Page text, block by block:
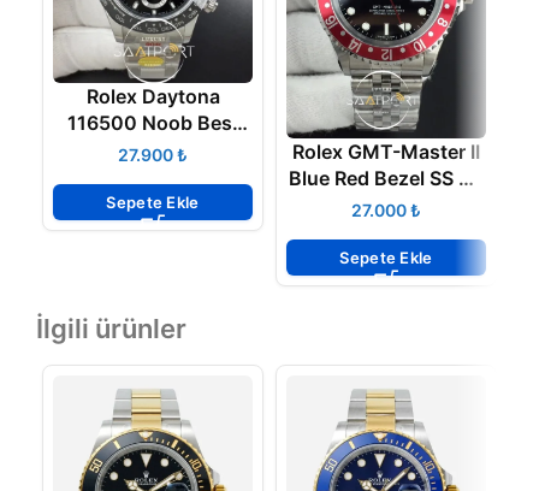
Rolex Daytona
116500 Noob Best
Edition 904L Case
Dial
₺
Sepete Ekle
Rolex GMT-Master II
Blue Red Bezel SS BP
Maker Black Dial on
₺
Sepete Ekle
İlgili ürünler